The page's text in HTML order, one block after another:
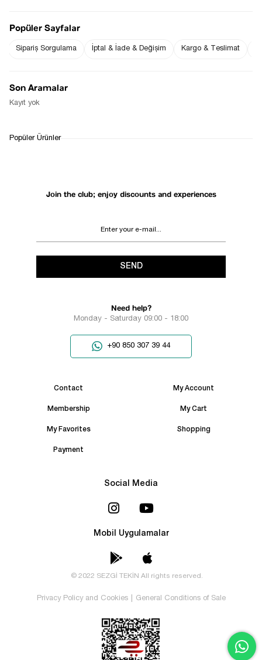
EKRU V YAKA SIYAH BIYELI
Join the club; enjoy discounts and experiences
SEND
Need help?
Monday - Saturday 09:00 - 18:00
+90 850 307 39 44
Contact My Account
Membership My Cart
My Favorites Shopping
Payment
Social Media
Mobil Uygulamalar
© 2022 SEZGİ TEKİN All rights reserved.
Privacy Policy and Cookies General Conditions of Sale
Popüler Sayfalar
Sipariş Sorgulama İptal & İade & Değişim Kargo & Teslimat
Son Aramalar
Kayıt yok
Popüler Ürünler